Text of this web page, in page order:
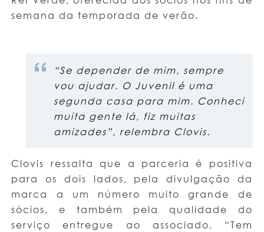
semana da temporada de verão.
“Se depender de mim, sempre
vou ajudar. O Juvenil é uma
segunda casa para mim. Conheci
muita gente lá, fiz muitas
amizades”, relembra Clovis.
Clovis ressalta que a parceria é positiva
para os dois lados, pela divulgação da
marca a um número muito grande de
sócios, e também pela qualidade do
serviço entregue ao associado. “Tem